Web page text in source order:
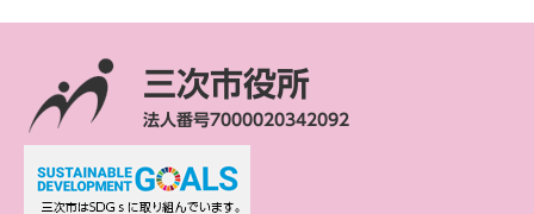
三次市役所
法人番号7000020342092